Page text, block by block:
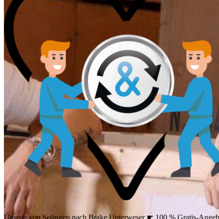
Umzug von Solingen nach Brake Unterweser ☛ 100 % Gratis-